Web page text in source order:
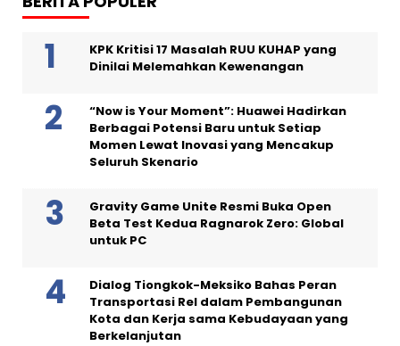
KPK Kritisi 17 Masalah RUU KUHAP yang
Dinilai Melemahkan Kewenangan
“Now is Your Moment”: Huawei Hadirkan
Berbagai Potensi Baru untuk Setiap
Momen Lewat Inovasi yang Mencakup
Seluruh Skenario
Gravity Game Unite Resmi Buka Open
Beta Test Kedua Ragnarok Zero: Global
untuk PC
Dialog Tiongkok-Meksiko Bahas Peran
Transportasi Rel dalam Pembangunan
Kota dan Kerja sama Kebudayaan yang
Berkelanjutan